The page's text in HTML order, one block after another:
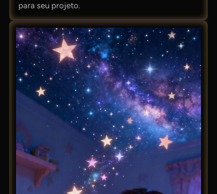
para seu projeto.